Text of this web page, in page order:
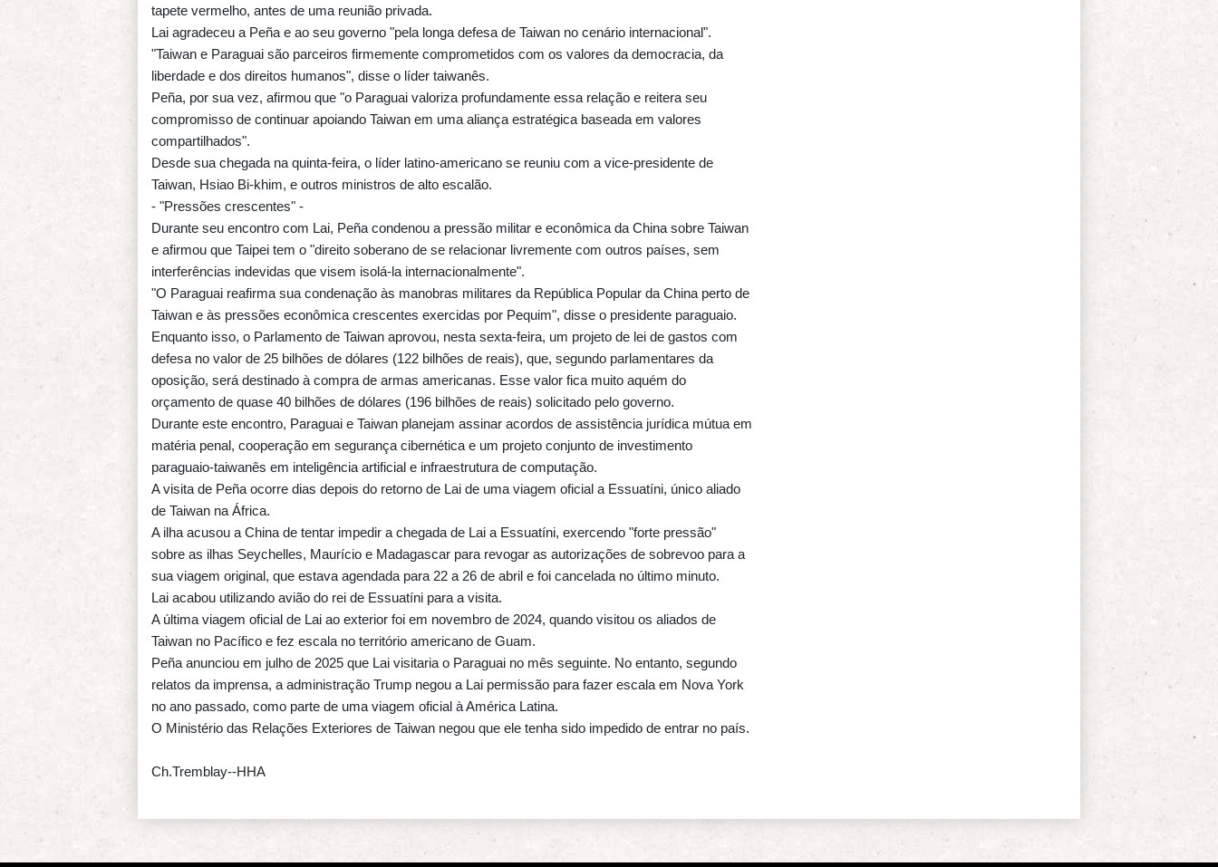
tapete vermelho, antes de uma reunião privada.
Lai agradeceu a Peña e ao seu governo "pela longa defesa de Taiwan no cenário internacional".
"Taiwan e Paraguai são parceiros firmemente comprometidos com os valores da democracia, da
liberdade e dos direitos humanos", disse o líder taiwanês.
Peña, por sua vez, afirmou que "o Paraguai valoriza profundamente essa relação e reitera seu
compromisso de continuar apoiando Taiwan em uma aliança estratégica baseada em valores
compartilhados".
Desde sua chegada na quinta-feira, o líder latino-americano se reuniu com a vice-presidente de
Taiwan, Hsiao Bi-khim, e outros ministros de alto escalão.
- "Pressões crescentes" -
Durante seu encontro com Lai, Peña condenou a pressão militar e econômica da China sobre Taiwan
e afirmou que Taipei tem o "direito soberano de se relacionar livremente com outros países, sem
interferências indevidas que visem isolá-la internacionalmente".
"O Paraguai reafirma sua condenação às manobras militares da República Popular da China perto de
Taiwan e às pressões econômica crescentes exercidas por Pequim", disse o presidente paraguaio.
Enquanto isso, o Parlamento de Taiwan aprovou, nesta sexta-feira, um projeto de lei de gastos com
defesa no valor de 25 bilhões de dólares (122 bilhões de reais), que, segundo parlamentares da
oposição, será destinado à compra de armas americanas. Esse valor fica muito aquém do
orçamento de quase 40 bilhões de dólares (196 bilhões de reais) solicitado pelo governo.
Durante este encontro, Paraguai e Taiwan planejam assinar acordos de assistência jurídica mútua em
matéria penal, cooperação em segurança cibernética e um projeto conjunto de investimento
paraguaio-taiwanês em inteligência artificial e infraestrutura de computação.
A visita de Peña ocorre dias depois do retorno de Lai de uma viagem oficial a Essuatíni, único aliado
de Taiwan na África.
A ilha acusou a China de tentar impedir a chegada de Lai a Essuatíni, exercendo "forte pressão"
sobre as ilhas Seychelles, Maurício e Madagascar para revogar as autorizações de sobrevoo para a
sua viagem original, que estava agendada para 22 a 26 de abril e foi cancelada no último minuto.
Lai acabou utilizando avião do rei de Essuatíni para a visita.
A última viagem oficial de Lai ao exterior foi em novembro de 2024, quando visitou os aliados de
Taiwan no Pacífico e fez escala no território americano de Guam.
Peña anunciou em julho de 2025 que Lai visitaria o Paraguai no mês seguinte. No entanto, segundo
relatos da imprensa, a administração Trump negou a Lai permissão para fazer escala em Nova York
no ano passado, como parte de uma viagem oficial à América Latina.
O Ministério das Relações Exteriores de Taiwan negou que ele tenha sido impedido de entrar no país.
Ch.Tremblay--HHA